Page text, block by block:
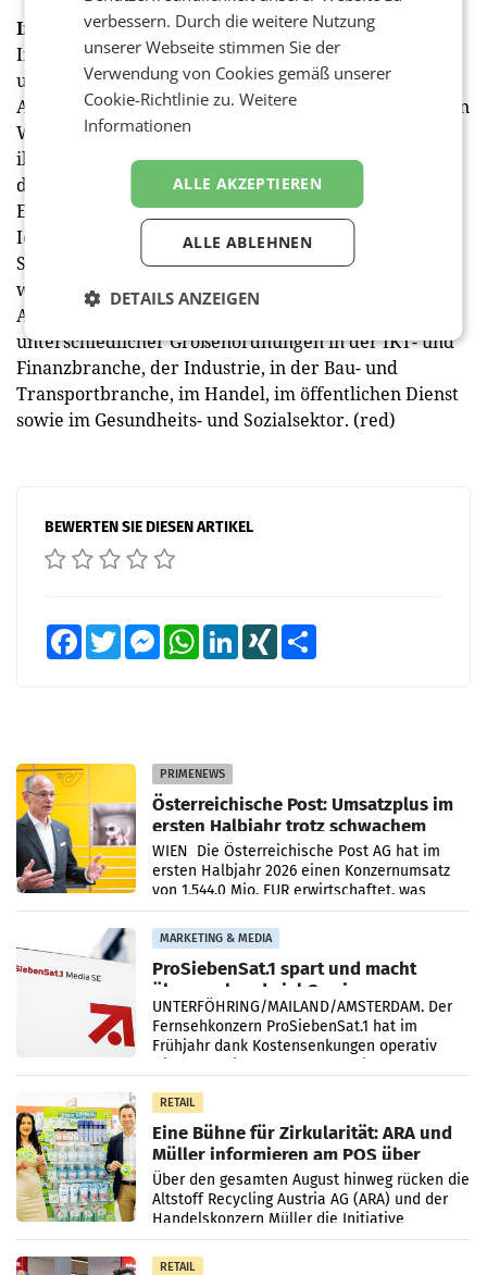
Info zur ERM-Benchmark-Studie
Im Rahmen einer Online-Studie wurden rund 1.000
unselbständig erwerbstätige ÖsterreicherInnen im
Alter von 15-64 Jahren zu ihren Erwartungen an einen
Wunsch-Arbeitgeber und ihrer Zufriedenheit an
ihrem derzeitigen Arbeitsplatz befragt. Der Fokus lag
dabei auf den zentralen Reputations-Treibern
Employee Benefit, Leadership und Responsibility &
Identification, wobei hier sowohl Hard als auch Soft
Skills der Arbeitgeber-Unternehmen berücksichtigt
wurden. Untersuchungsgegenstand der Studie zur
Arbeitgeber-Reputation waren Unternehmen
unterschiedlicher Größenordnungen in der IKT- und
Finanzbranche, der Industrie, in der Bau- und
Transportbranche, im Handel, im öffentlichen Dienst
sowie im Gesundheits- und Sozialsektor. (red)
BEWERTEN SIE DIESEN ARTIKEL
FacebookTwitter MessengerWhatsAppLinkedInXING
PRIMENEWS
Österreichische Post: Umsatzplus im
ersten Halbjahr trotz schwachem
Briefgeschäft
WIEN Die Österreichische Post AG hat im
ersten Halbjahr 2026 einen Konzernumsatz
von 1.544,0 Mio. EUR erwirtschaftet, was
einem Plus von 3,8 Prozent gegenüber dem
Vergleichszeitraum
MARKETING & MEDIA
ProSiebenSat.1 spart und macht
überraschend viel Gewinn
UNTERFÖHRING/MAILAND/AMSTERDAM. Der
Fernsehkonzern ProSiebenSat.1 hat im
Frühjahr dank Kostensenkungen operativ
RETAIL
Eine Bühne für Zirkularität: ARA und
Müller informieren am POS über
Kreislauffähigkeit
Über den gesamten August hinweg rücken die
Altstoff Recycling Austria AG (ARA) und der
Handelskonzern Müller die Initiative
„Kreislauf-Helden“ in allen österreichischen
Müller-Filialen
RETAIL
verbessern. Durch die weitere Nutzung
unserer Webseite stimmen Sie der
Verwendung von Cookies gemäß unserer
Cookie-Richtlinie zu.Weitere
Informationen
ALLE AKZEPTIEREN
ALLE ABLEHNEN
DETAILS ANZEIGEN